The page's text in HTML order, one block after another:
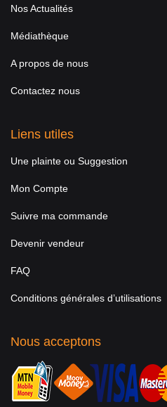
Nos Actualités
Médiathèque
A propos de nous
Contactez nous
Liens utiles
Une plainte ou Suggestion
Mon Compte
Suivre ma commande
Devenir vendeur
FAQ
Conditions générales d’utilisations
Nous acceptons